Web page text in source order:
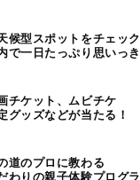
候型スポットをチェック
で一日たっぷり思いっ
チケット、ムビチケ
グッズなどが当たる！
道のプロに教わる
わりの親子体験プログラ